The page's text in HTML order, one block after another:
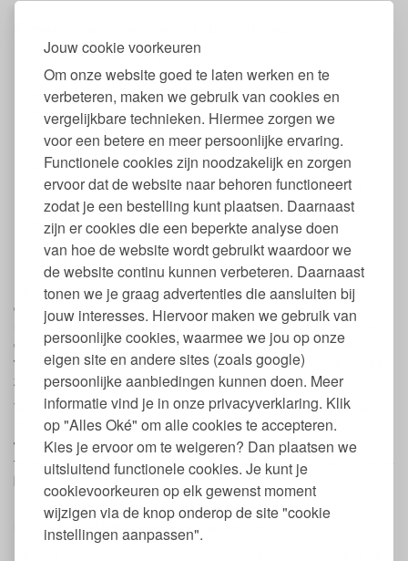
Jouw cookie voorkeuren
Om onze website goed te laten werken en te
verbeteren, maken we gebruik van cookies en
vergelijkbare technieken. Hiermee zorgen we
voor een betere en meer persoonlijke ervaring.
Functionele cookies zijn noodzakelijk en zorgen
ervoor dat de website naar behoren functioneert
zodat je een bestelling kunt plaatsen. Daarnaast
zijn er cookies die een beperkte analyse doen
van hoe de website wordt gebruikt waardoor we
de website continu kunnen verbeteren. Daarnaast
tonen we je graag advertenties die aansluiten bij
jouw interesses. Hiervoor maken we gebruik van
persoonlijke cookies, waarmee we jou op onze
eigen site en andere sites (zoals google)
persoonlijke aanbiedingen kunnen doen. Meer
informatie vind je in onze privacyverklaring. Klik
op "Alles Oké" om alle cookies te accepteren.
Kies je ervoor om te weigeren? Dan plaatsen we
uitsluitend functionele cookies. Je kunt je
cookievoorkeuren op elk gewenst moment
wijzigen via de knop onderop de site "cookie
instellingen aanpassen".
Vrij van BPA, PVC en ftalaat
Extra sterk glas
Deksel van polypropeen, afsluiting van siliconen
Lekdicht
Geschikt voor vriezer, vaatwasser en magnetron (zonder
deksel)
Kan veilig verwarmd worden tot 120 graden Celcius
Inhoud 370 ml (tot de bovenrand, zonder deksel erop)
Doorsnede 15 cm. Hoogte 6 cm
Stapelbaar
Materialen Lunch Bowl
De voedselcontainers van Wean Green bestaan uit veilige,
ecologische materialen. Zo is het glas afkomstig van het meest
natuurlijke, recyclebare glas dat er bestaat. En dit glas is ook nog
eens 5 maal sterker dat gewoon glas! Als je per ongelijk eens je
voedselcontainer laat vallen is dit dus geen probleem, de bakjes
zijn ‘droptest approved’! Ze zijn niet onbreekbaar.
Verder is het bakje en deksel vrij van chemische stoffen als BPA,
PVC en ftalaat. Zo kun je dus veilig je voedsel invriezen en ook
weer opwarmen, zonder dat er schadelijke stoffen in je eten
terecht komen. Wel zo prettig als het om het voedsel van jou en je
kinderen gaat!
Het deksel is gemaakt van kunststof (polypropeen), dat net als
het glas gemakkelijk gerecycled kan worden.